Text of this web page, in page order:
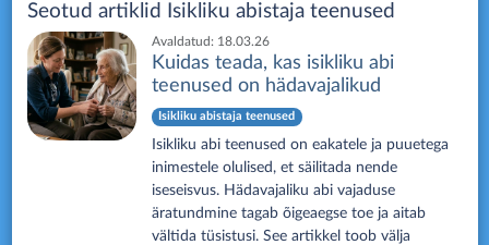
Seotud artiklid Isikliku abistaja teenused
Avaldatud: 18.03.26
Kuidas teada, kas isikliku abi
teenused on hädavajalikud
Isikliku abistaja teenused
Isikliku abi teenused on eakatele ja puuetega
inimestele olulised, et säilitada nende
iseseisvus. Hädavajaliku abi vajaduse
äratundmine tagab õigeaegse toe ja aitab
vältida tüsistusi. See artikkel toob välja